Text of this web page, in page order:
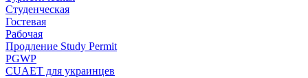
Студенческая
Гостевая
Рабочая
Продление Study Permit
PGWP
CUAET для украинцев